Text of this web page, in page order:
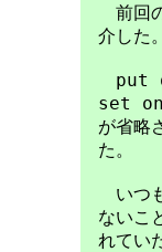
前回の
介した
put
set
が省略
た。
いつも
ないこ
れてい